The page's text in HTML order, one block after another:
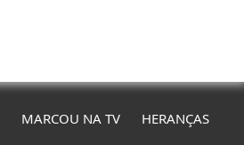
MARCOU NA TV HERANÇAS